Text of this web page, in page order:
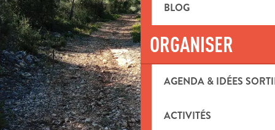
BLOG
ORGANISER
AGENDA & IDÉES
ACTIVITÉS